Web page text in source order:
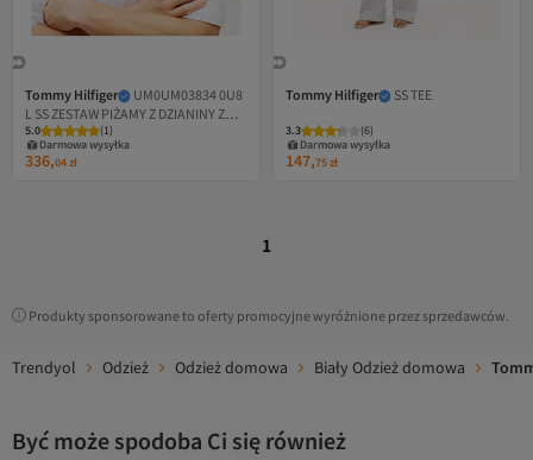
Tommy Hilfiger
UM0UM03834 0U8
L SS ZESTAW PIŻAMY Z DZIANINY Z
NADRUKIEM
5.0 (1)
Darmowa wysyłka
336,04zł
Tommy Hilfiger SS TEE
3.3 (6)
Darmowa wysyłka
147,75zł
1
Produkty sponsorowane to oferty promocyjne wyróżnione przez sprzedawców.
Trendyol Odzież Odzież domowa Biały Odzież domowa
Być może spodoba Ci się również